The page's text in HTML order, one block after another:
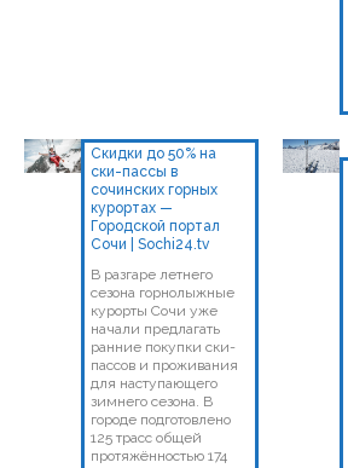
Скидки до 50% на
ски-пассы в
сочинских горных
курортах —
Городской портал
Сочи | Sochi24.tv
В разгаре летнего
сезона горнолыжные
курорты Сочи уже
начали предлагать
ранние покупки ски-
пассов и проживания
для наступающего
зимнего сезона. В
городе подготовлено
125 трасс общей
протяжённостью 174